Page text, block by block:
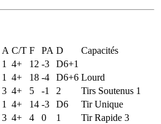
A C/T F PA D
Capacités
1 4+ 12 -3
D6+1
1 4+ 18 -4 D6+6 Lourd
3 4+ 5 -1 2
Tirs Soutenus 1
1 4+ 14 -3 D6
Tir Unique
3 4+ 4 0 1
Tir Rapide 3